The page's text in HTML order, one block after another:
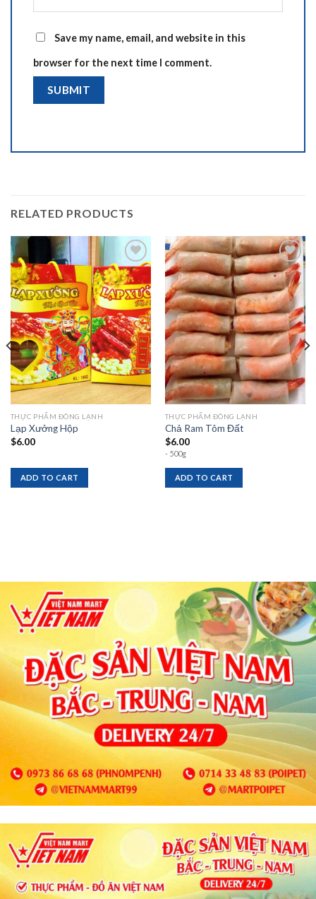
Save my name, email, and website in this
browser for the next time I comment.
RELATED PRODUCTS
Add to
wishlist
THỰC PHẨM ĐÔNG LẠNH
Lạp Xưởng Hộp
$6.00
ADD TO CART
Add to
wishlist
THỰC PHẨM ĐÔNG LẠNH
Chả Ram Tôm Đất
$6.00
- 500g
ADD TO CART